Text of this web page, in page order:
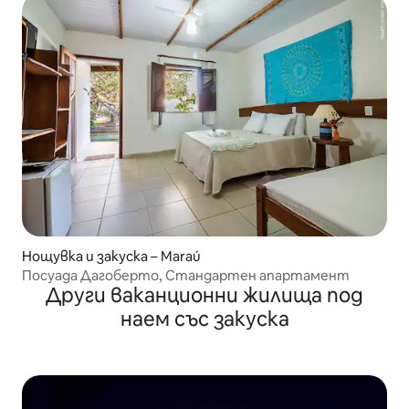
Нощувка и закуска – Maraú
Посуада Дагоберто, Стандартен апартамент
Други ваканционни жилища под
наем със закуска